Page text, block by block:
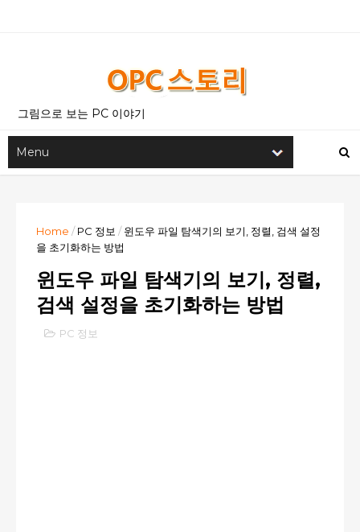
그림으로 보는 PC 이야기
Home / PC 정보 / 윈도우 파일 탐색기의 보기, 정렬, 검색 설정
을 초기화하는 방법
윈도우 파일 탐색기의 보기, 정렬,
검색 설정을 초기화하는 방법
PC 정보